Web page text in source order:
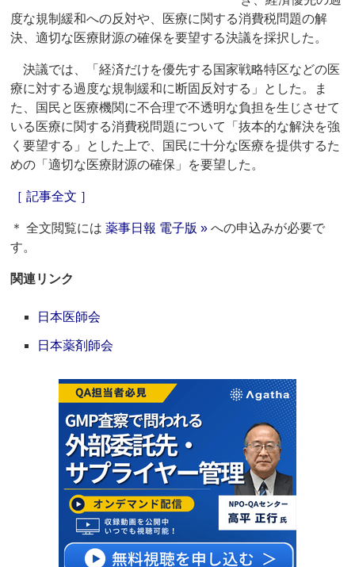
度な規制緩和への反対や、医療に関する消費税問題の解
決、適切な医療財源の確保を要望する決議を採択した。
決議では、「経済だけを優先する国家戦略特区などの医
療に対する過度な規制緩和に断固反対する」とした。ま
た、国民と医療機関に不合理で不透明な負担を生じさせて
いる医療に関する消費税問題について「抜本的な解決を強
く要望する」とした上で、国民に十分な医療を提供するた
めの「適切な医療財源の確保」を要望した。
［ 記事全文 ］
＊ 全文閲覧には薬事日報 電子版 » への申込みが必要で
す。
関連リンク
日本医師会
日本薬剤師会